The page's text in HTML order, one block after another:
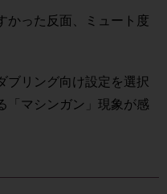
かった反面、ミュート度
ブリング向け設定を選択
「マシンガン」現象が感